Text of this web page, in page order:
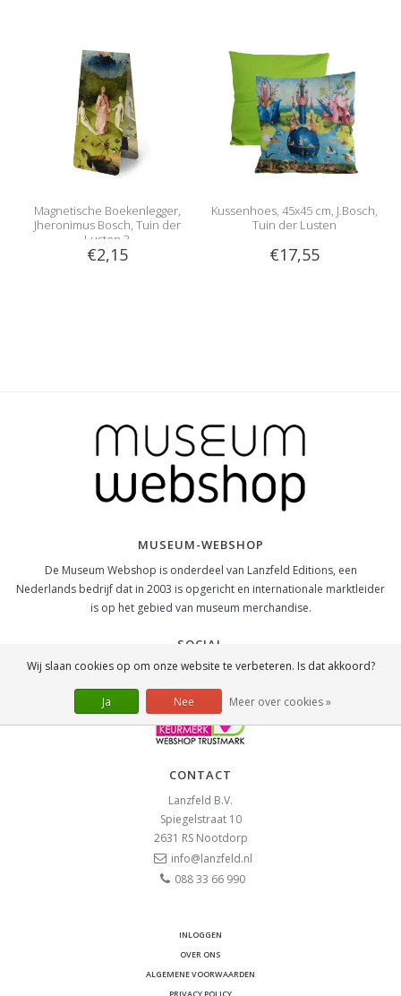
Magnetische Boekenlegger,
Jheronimus Bosch, Tuin der
Lusten 3
€2,15
Kussenhoes, 45x45 cm, J.Bosch,
Tuin der Lusten
€17,55
MUSEUM-WEBSHOP
De Museum Webshop is onderdeel van Lanzfeld Editions, een
Nederlands bedrijf dat in 2003 is opgericht en internationale marktleider
is op het gebied van museum merchandise.
SOCIAL
CONTACT
Lanzfeld B.V.
Spiegelstraat 10
2631 RS Nootdorp
info@lanzfeld.nl
088 33 66 990
INLOGGEN
OVER ONS
ALGEMENE VOORWAARDEN
PRIVACY POLICY
Wij slaan cookies op om onze website te verbeteren. Is dat akkoord?
Ja Nee Meer over cookies »